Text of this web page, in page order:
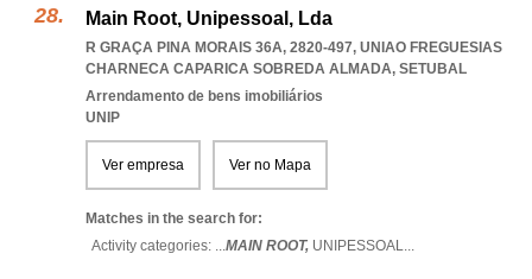
Main Root, Unipessoal, Lda
R GRAÇA PINA MORAIS 36A, 2820-497, UNIAO FREGUESIAS
CHARNECA CAPARICA SOBREDA ALMADA, SETUBAL
Arrendamento de bens imobiliários
UNIP
Ver empresa Ver no Mapa
Matches in the search for:
Activity categories: ...MAIN ROOT, UNIPESSOAL...